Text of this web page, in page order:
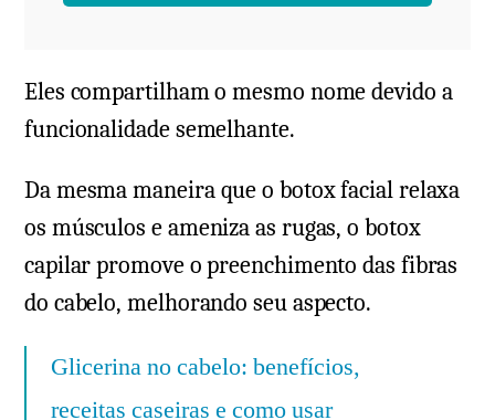
Eles compartilham o mesmo nome devido a
funcionalidade semelhante.
Da mesma maneira que o botox facial relaxa
os músculos e ameniza as rugas, o botox
capilar promove o preenchimento das fibras
do cabelo, melhorando seu aspecto.
Glicerina no cabelo: benefícios,
receitas caseiras e como usar